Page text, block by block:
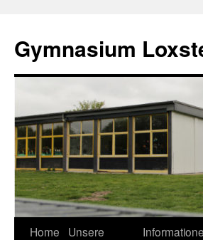
springen
Gymnasium
Home
Unsere